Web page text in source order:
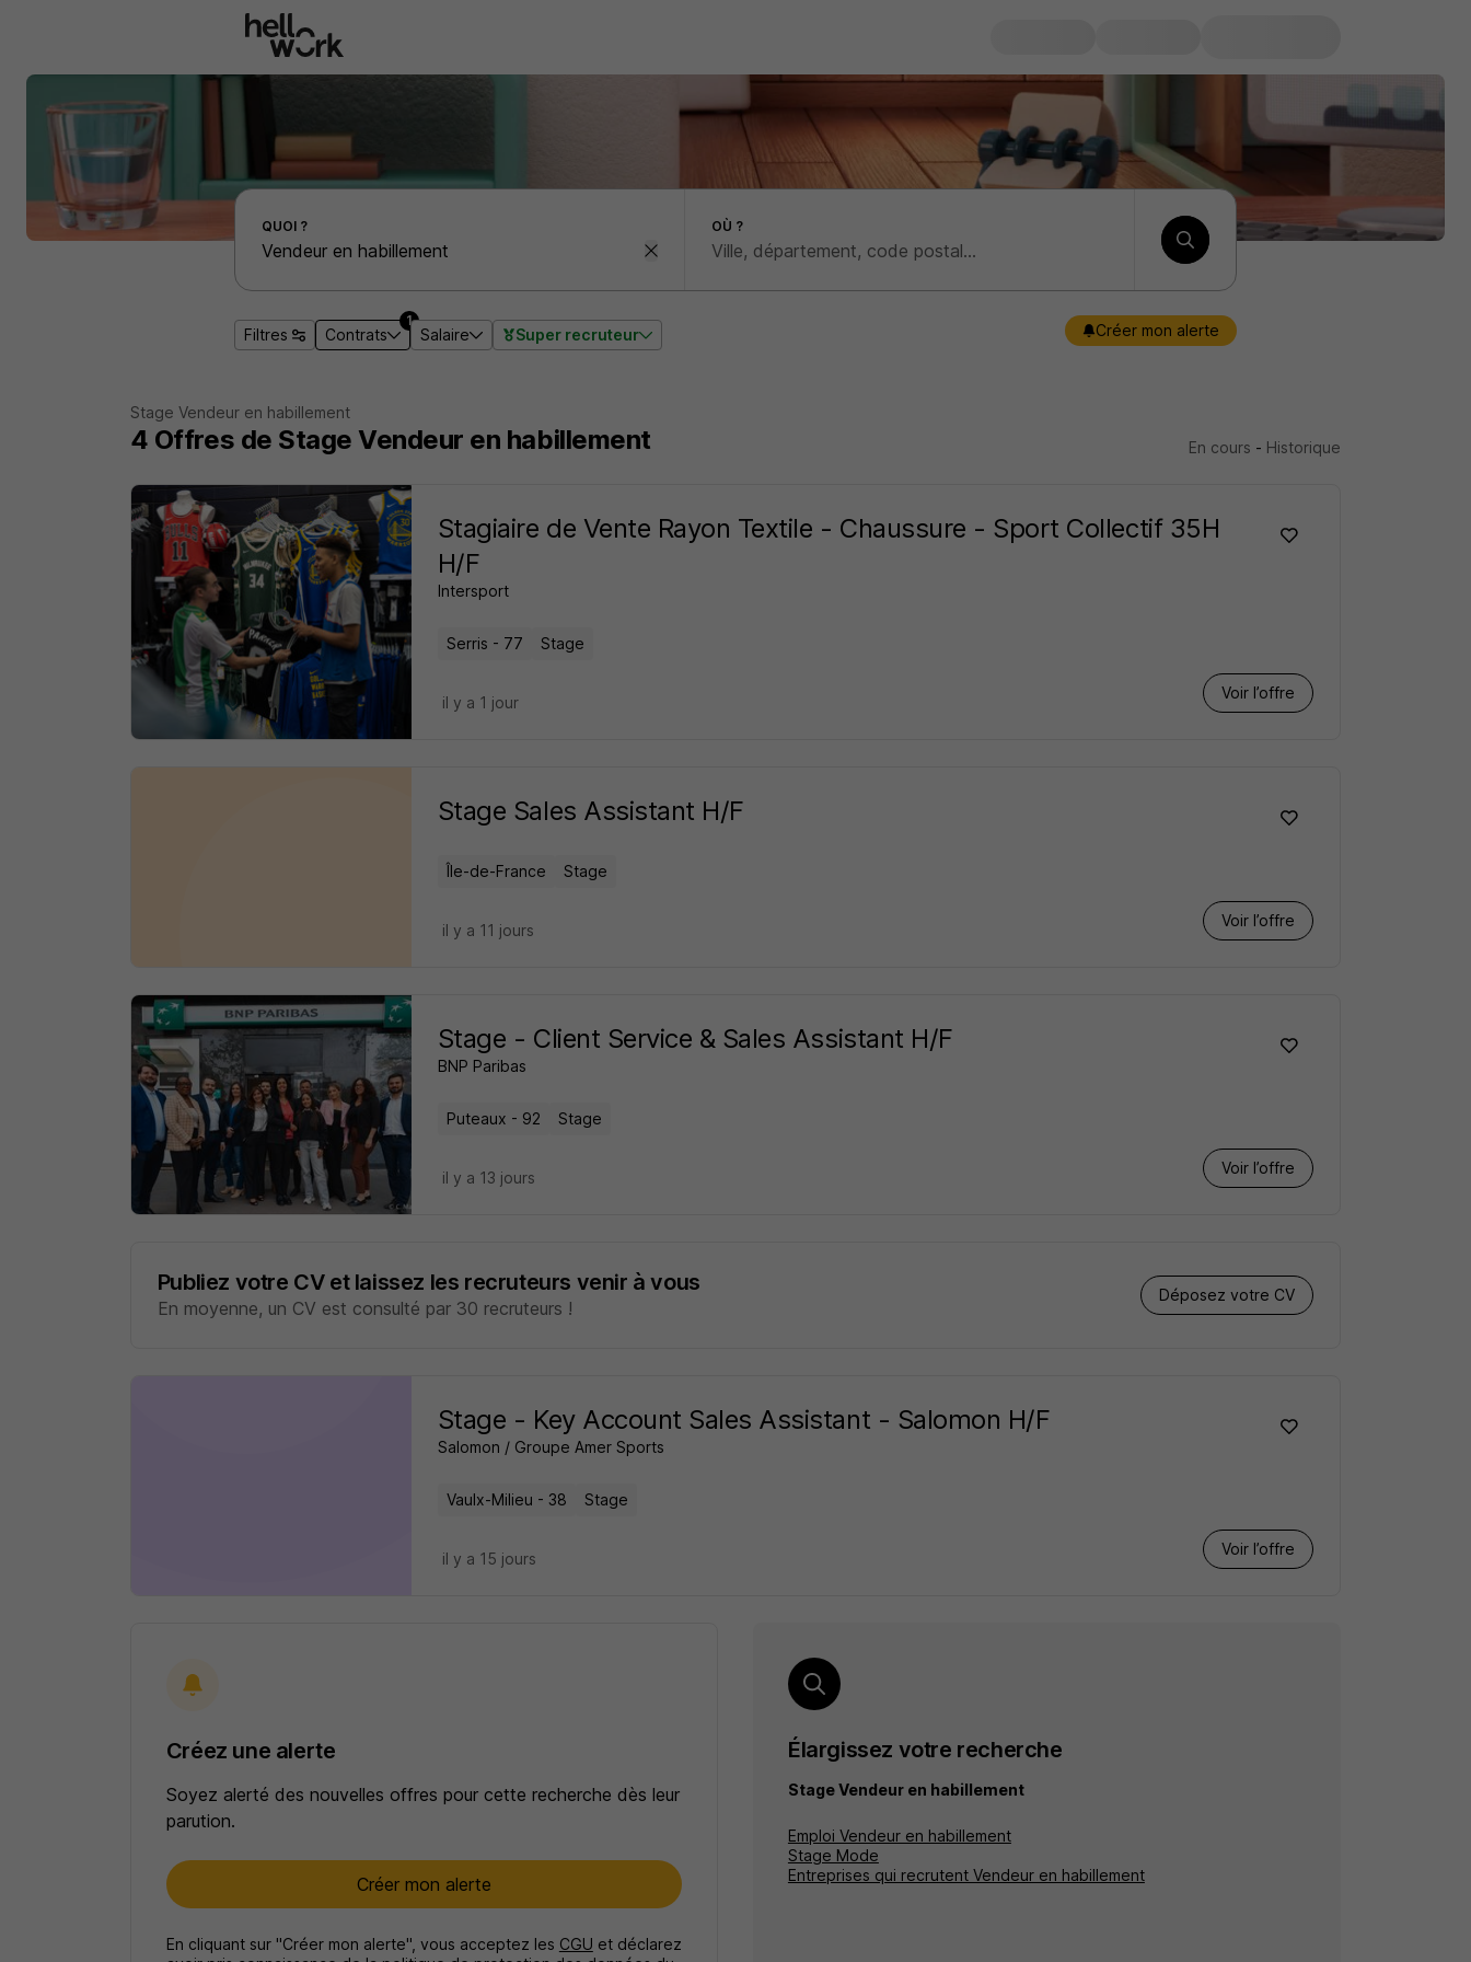
Effectuer une recherche d'emploi par localité
QUOI ? OÙ ?
Filtres Contrats
1
Salaire Super recruteur Créer mon alerte
Stage Vendeur en habillement
4 Offres de Stage Vendeur en habillement En cours - Historique
Stagiaire de Vente Rayon Textile - Chaussure - Sport Collectif 35H
H/F
Intersport
Serris - 77 Stage
Voir l’offre
il y a 1 jour
Stage Sales Assistant H/F
Île-de-France Stage
Voir l’offre
il y a 11 jours
Stage - Client Service & Sales Assistant H/F
BNP Paribas
Puteaux - 92 Stage
Voir l’offre
il y a 13 jours
Publiez votre CV et laissez les recruteurs venir à vous
En moyenne, un CV est consulté par 30 recruteurs !
Déposez votre CV
Stage - Key Account Sales Assistant - Salomon H/F
Salomon / Groupe Amer Sports
Vaulx-Milieu - 38 Stage
Voir l’offre
il y a 15 jours
Créez une alerte
Soyez alerté des nouvelles offres pour cette recherche dès leur
parution.
Créer mon alerte
En cliquant sur "Créer mon alerte", vous acceptez les CGU et déclarez
Élargissez votre recherche
Stage Vendeur en habillement
Emploi Vendeur en habillement
Stage Mode
Entreprises qui recrutent Vendeur en habillement